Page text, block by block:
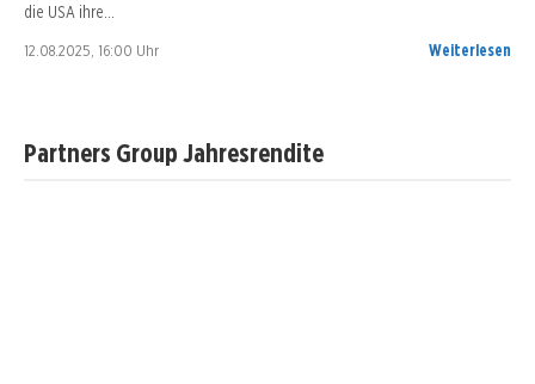
die USA ihre…
12.08.2025, 16:00 Uhr Weiterlesen
Partners Group Jahresrendite